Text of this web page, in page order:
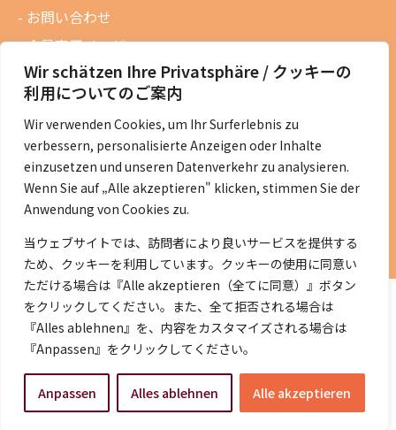
Wir schätzen Ihre Privatsphäre / クッキーの
利用についてのご案内
Wir verwenden Cookies, um Ihr Surferlebnis zu
verbessern, personalisierte Anzeigen oder Inhalte
einzusetzen und unseren Datenverkehr zu analysieren.
Wenn Sie auf „Alle akzeptieren" klicken, stimmen Sie der
Anwendung von Cookies zu.
当ウェブサイトでは、訪問者により良いサービスを提供する
ため、クッキーを利用しています。クッキーの使用に同意い
ただける場合は『Alle akzeptieren（全てに同意）』ボタン
をクリックしてください。また、全て拒否される場合は
『Alles ablehnen』を、内容をカスタマイズされる場合は
『Anpassen』をクリックしてください。
Anpassen Alles ablehnen Alle akzeptieren
お問い合わせ
会員専用ページ
ニュースレターバックナンバー
過去の講演資料
総会議事録
定款・会費規定など
コラムの紹介
コラム一覧
プライバシーポリシー｜Impressum